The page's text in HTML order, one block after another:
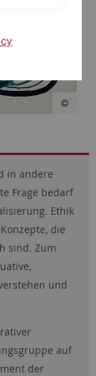
in andere
Frage bedarf
Ethik
die
sind. Zum
und
auf
der